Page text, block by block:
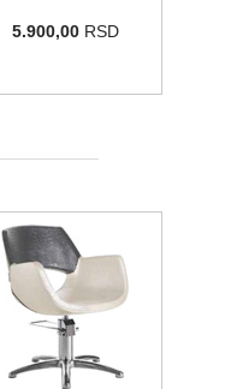
5.900,00RSD